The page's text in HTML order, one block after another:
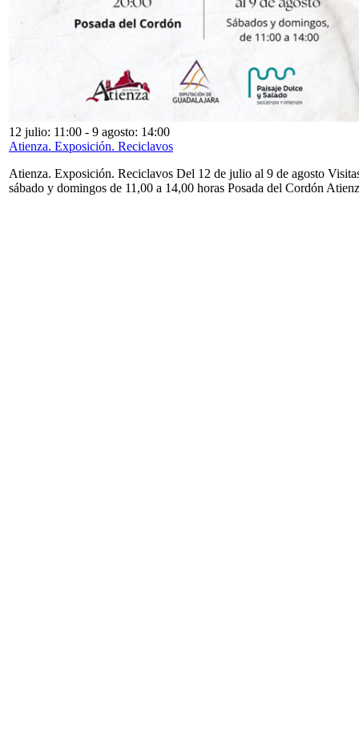
12 julio: 11:00 - 9 agosto: 14:00
Atienza. Exposición. Reciclavos
Atienza. Exposición. Reciclavos Del 12 de julio al 9 de agosto
sábado y domingos de 11,00 a 14,00 horas Posada del Cordón